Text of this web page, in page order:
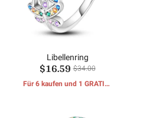
Libellenring
$16.59 $34.00
Für 6 kaufen und 1 GRATIS-